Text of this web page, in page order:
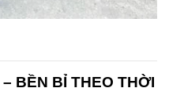
BỀN BỈ THEO THỜI